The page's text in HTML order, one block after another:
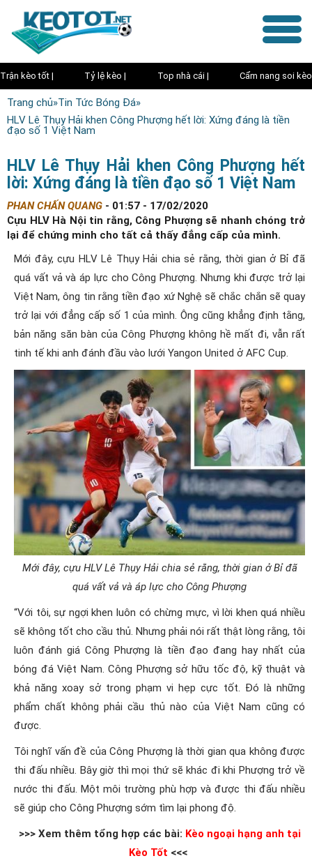
Trận kèo tốt | Tỷ lệ kèo | Top nhà cái | Cẩm nang soi kèo
Trang chủ»Tin Tức Bóng Đá»
HLV Lê Thụy Hải khen Công Phượng hết lời: Xứng đáng là tiền
đạo số 1 Việt Nam
HLV Lê Thụy Hải khen Công Phượng hết
lời: Xứng đáng là tiền đạo số 1 Việt Nam
PHAN CHẤN QUANG - 01:57 - 17/02/2020
Cựu HLV Hà Nội tin rằng, Công Phượng sẽ nhanh chóng trở
lại để chứng minh cho tất cả thấy đẳng cấp của mình.
Mới đây, cựu HLV Lê Thụy Hải chia sẻ rằng, thời gian ở Bỉ đã
quá vất vả và áp lực cho Công Phượng. Nhưng khi được trở lại
Việt Nam, ông tin rằng tiền đạo xứ Nghệ sẽ chắc chắn sẽ quay
trở lại với đẳng cấp số 1 của mình. Ông cũng khẳng định tằng,
bản năng săn bàn của Công Phượng không hề mất đi, vẫn rất
tinh tế khi anh đánh đầu vào lưới Yangon United ở AFC Cup.
Mới đây, cựu HLV Lê Thụy Hải chia sẻ rằng, thời gian ở Bỉ đã
quá vất vả và áp lực cho Công Phượng
“Với tôi, sự ngợi khen luôn có chừng mực, vì lời khen quá nhiều
sẽ không tốt cho cầu thủ. Nhưng phải nói rất thật lòng rằng, tôi
luôn đánh giá Công Phượng là tiền đạo đang hay nhất của
bóng đá Việt Nam. Công Phượng sở hữu tốc độ, kỹ thuật và
khả năng xoay sở trong phạm vi hẹp cực tốt. Đó là những
phẩm chất không phải cầu thủ nào của Việt Nam cũng có
được.
Tôi nghĩ vấn đề của Công Phượng là thời gian qua không được
thi đấu nhiều. Bây giờ thì mọi thứ sẽ khác đi khi Phượng trở về
nước thi đấu. Một môi trường phù hợp và được thi đấu nhiều
sẽ giúp cho Công Phượng sớm tìm lại phong độ.
>>> Xem thêm tổng hợp các bài: Kèo ngoại hạng anh tại
Kèo Tốt <<<